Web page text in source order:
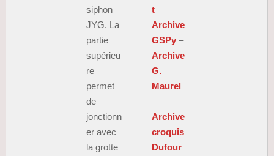
siphon
JYG. La
partie
supérieu
re
permet
de
jonctionn
er avec
la grotte
t –
Archive
GSPy –
Archive
G.
Maurel
–
Archive
croquis
Dufour